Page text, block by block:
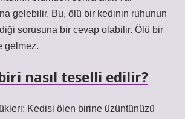
gelebilir. Bu, ölü bir kedinin ruhunun
sorusuna bir cevap olabilir. Ölü bir
gelmez.
nasıl teselli edilir?
Kedisi ölen birine üzüntünüzü